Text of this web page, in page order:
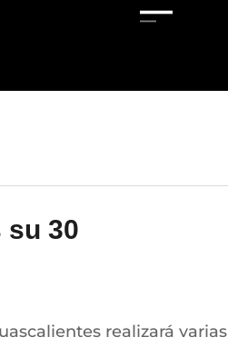
su 30
realizará varias